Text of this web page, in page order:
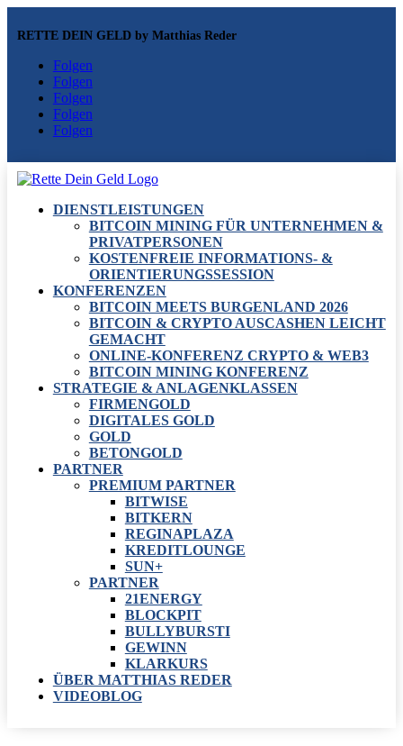
RETTE DEIN GELD by Matthias Reder
Folgen
Folgen
Folgen
Folgen
Folgen
DIENSTLEISTUNGEN
BITCOIN MINING FÜR UNTERNEHMEN &
PRIVATPERSONEN
KOSTENFREIE INFORMATIONS- &
ORIENTIERUNGSSESSION
KONFERENZEN
BITCOIN MEETS BURGENLAND 2026
BITCOIN & CRYPTO AUSCASHEN LEICHT
GEMACHT
ONLINE-KONFERENZ CRYPTO & WEB3
BITCOIN MINING KONFERENZ
STRATEGIE & ANLAGENKLASSEN
FIRMENGOLD
DIGITALES GOLD
GOLD
BETONGOLD
PARTNER
PREMIUM PARTNER
BITWISE
BITKERN
REGINAPLAZA
KREDITLOUNGE
SUN+
PARTNER
21ENERGY
BLOCKPIT
BULLYBURSTI
GEWINN
KLARKURS
ÜBER MATTHIAS REDER
VIDEOBLOG